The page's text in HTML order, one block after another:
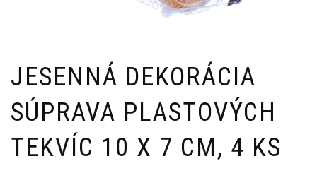
JESENNÁ DEKORÁCIA
SÚPRAVA PLASTOVÝCH
TEKVÍC 10 X 7 CM, 4 KS